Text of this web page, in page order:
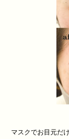
マスクでお目元だ